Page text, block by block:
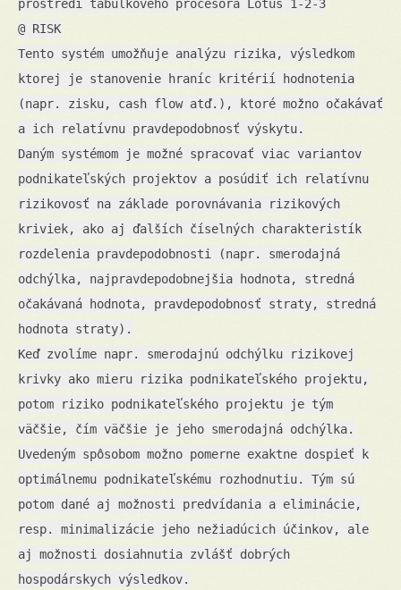
prostredí tabuľkového procesora Lotus 1-2-3
@ RISK
Tento systém umožňuje analýzu rizika, výsledkom
ktorej je stanovenie hraníc kritérií hodnotenia
(napr. zisku, cash flow atď.), ktoré možno očakávať
a ich relatívnu pravdepodobnosť výskytu.
Daným systémom je možné spracovať viac variantov
podnikateľských projektov a posúdiť ich relatívnu
rizikovosť na základe porovnávania rizikových
kriviek, ako aj ďalších číselných charakteristík
rozdelenia pravdepodobnosti (napr. smerodajná
odchýlka, najpravdepodobnejšia hodnota, stredná
očakávaná hodnota, pravdepodobnosť straty, stredná
hodnota straty).
Keď zvolíme napr. smerodajnú odchýlku rizikovej
krivky ako mieru rizika podnikateľského projektu,
potom riziko podnikateľského projektu je tým
väčšie, čím väčšie je jeho smerodajná odchýlka.
Uvedeným spôsobom možno pomerne exaktne dospieť k
optimálnemu podnikateľskému rozhodnutiu. Tým sú
potom dané aj možnosti predvídania a eliminácie,
resp. minimalizácie jeho nežiadúcich účinkov, ale
aj možnosti dosiahnutia zvlášť dobrých
hospodárskych výsledkov.